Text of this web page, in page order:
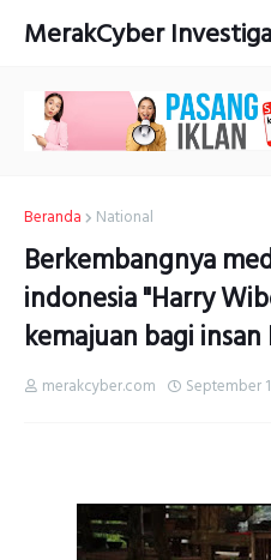
MerakCyber
Beranda National
Berkembangnya
indonesia "Harry
kemajuan bagi insan
merakcyber.com September